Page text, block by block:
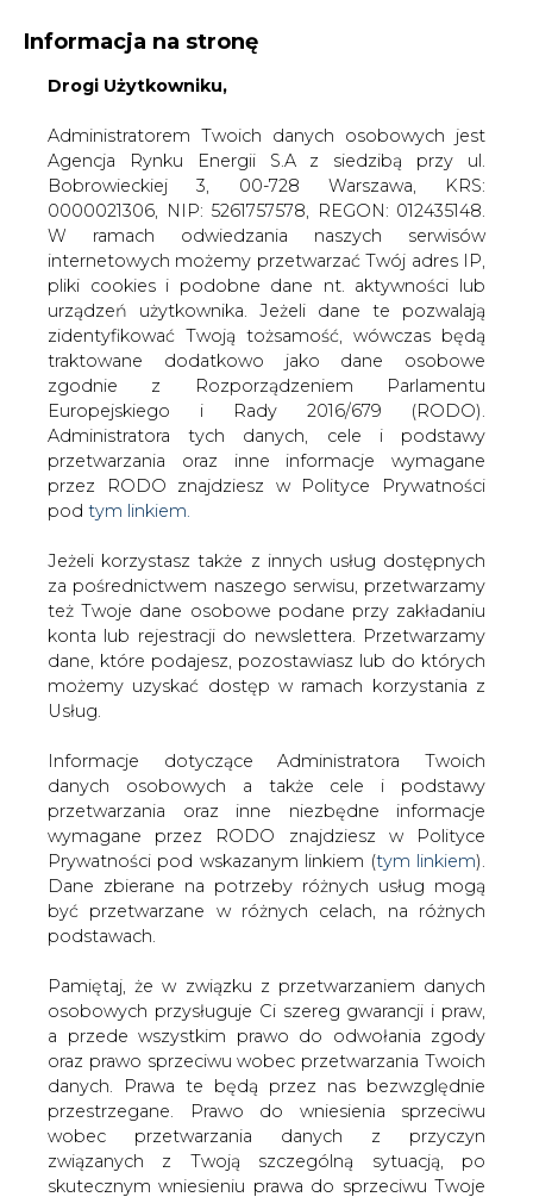
KONTAKT:
WYDAWCA PORTALU:
WYSOKI KONTRAST A A
ZALOGUJ SIĘ
WŁĄCZ CIRE.TV
Informacja na stronę
Drogi Użytkowniku,
Administratorem Twoich danych osobowych jest
Agencja Rynku Energii S.A z siedzibą przy ul.
Bobrowieckiej 3, 00-728 Warszawa, KRS:
0000021306, NIP: 5261757578, REGON: 012435148.
W ramach odwiedzania naszych serwisów
internetowych możemy przetwarzać Twój adres IP,
pliki cookies i podobne dane nt. aktywności lub
urządzeń użytkownika. Jeżeli dane te pozwalają
zidentyfikować Twoją tożsamość, wówczas będą
traktowane dodatkowo jako dane osobowe
zgodnie z Rozporządzeniem Parlamentu
Europejskiego i Rady 2016/679 (RODO).
Administratora tych danych, cele i podstawy
przetwarzania oraz inne informacje wymagane
przez RODO znajdziesz w Polityce Prywatności
pod tym linkiem.
Jeżeli korzystasz także z innych usług dostępnych
za pośrednictwem naszego serwisu, przetwarzamy
też Twoje dane osobowe podane przy zakładaniu
konta lub rejestracji do newslettera. Przetwarzamy
dane, które podajesz, pozostawiasz lub do których
możemy uzyskać dostęp w ramach korzystania z
Usług.
Informacje dotyczące Administratora Twoich
danych osobowych a także cele i podstawy
przetwarzania oraz inne niezbędne informacje
wymagane przez RODO znajdziesz w Polityce
Prywatności pod wskazanym linkiem (tym linkiem).
Dane zbierane na potrzeby różnych usług mogą
być przetwarzane w różnych celach, na różnych
podstawach.
Pamiętaj, że w związku z przetwarzaniem danych
osobowych przysługuje Ci szereg gwarancji i praw,
a przede wszystkim prawo do odwołania zgody
oraz prawo sprzeciwu wobec przetwarzania Twoich
danych. Prawa te będą przez nas bezwzględnie
przestrzegane. Prawo do wniesienia sprzeciwu
wobec przetwarzania danych z przyczyn
związanych z Twoją szczególną sytuacją, po
skutecznym wniesieniu prawa do sprzeciwu Twoje
Strona główna
SERWIS INFORMACYJNY CIRE
/ Najkrótszy elektryczny autobus Solarisa wkracza na
rynek nordycki
2025-02-14 17:30
drukuj
skomentuj
udostępnij:
Najkrótszy elektryczny autobus
Solarisa wkracza na rynek nordycki